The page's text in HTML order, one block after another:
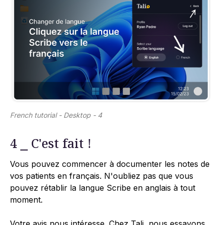
French tutorial - Desktop - 4
4 ⎯ C'est fait !
Vous pouvez commencer à documenter les notes de
vos patients en français. N'oubliez pas que vous
pouvez rétablir la langue Scribe en anglais à tout
moment.